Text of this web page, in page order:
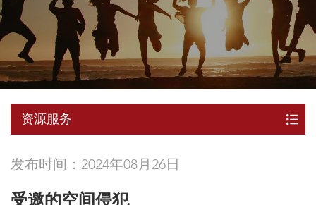
资源服务
发布时间：2024年08月26日
受邀的空间侵犯